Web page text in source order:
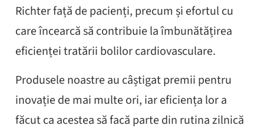
Richter față de pacienți, precum și efortul cu
care încearcă să contribuie la îmbunătățirea
eficienței tratării bolilor cardiovasculare.
Produsele noastre au câștigat premii pentru
inovație de mai multe ori, iar eficiența lor a
făcut ca acestea să facă parte din rutina zilnică